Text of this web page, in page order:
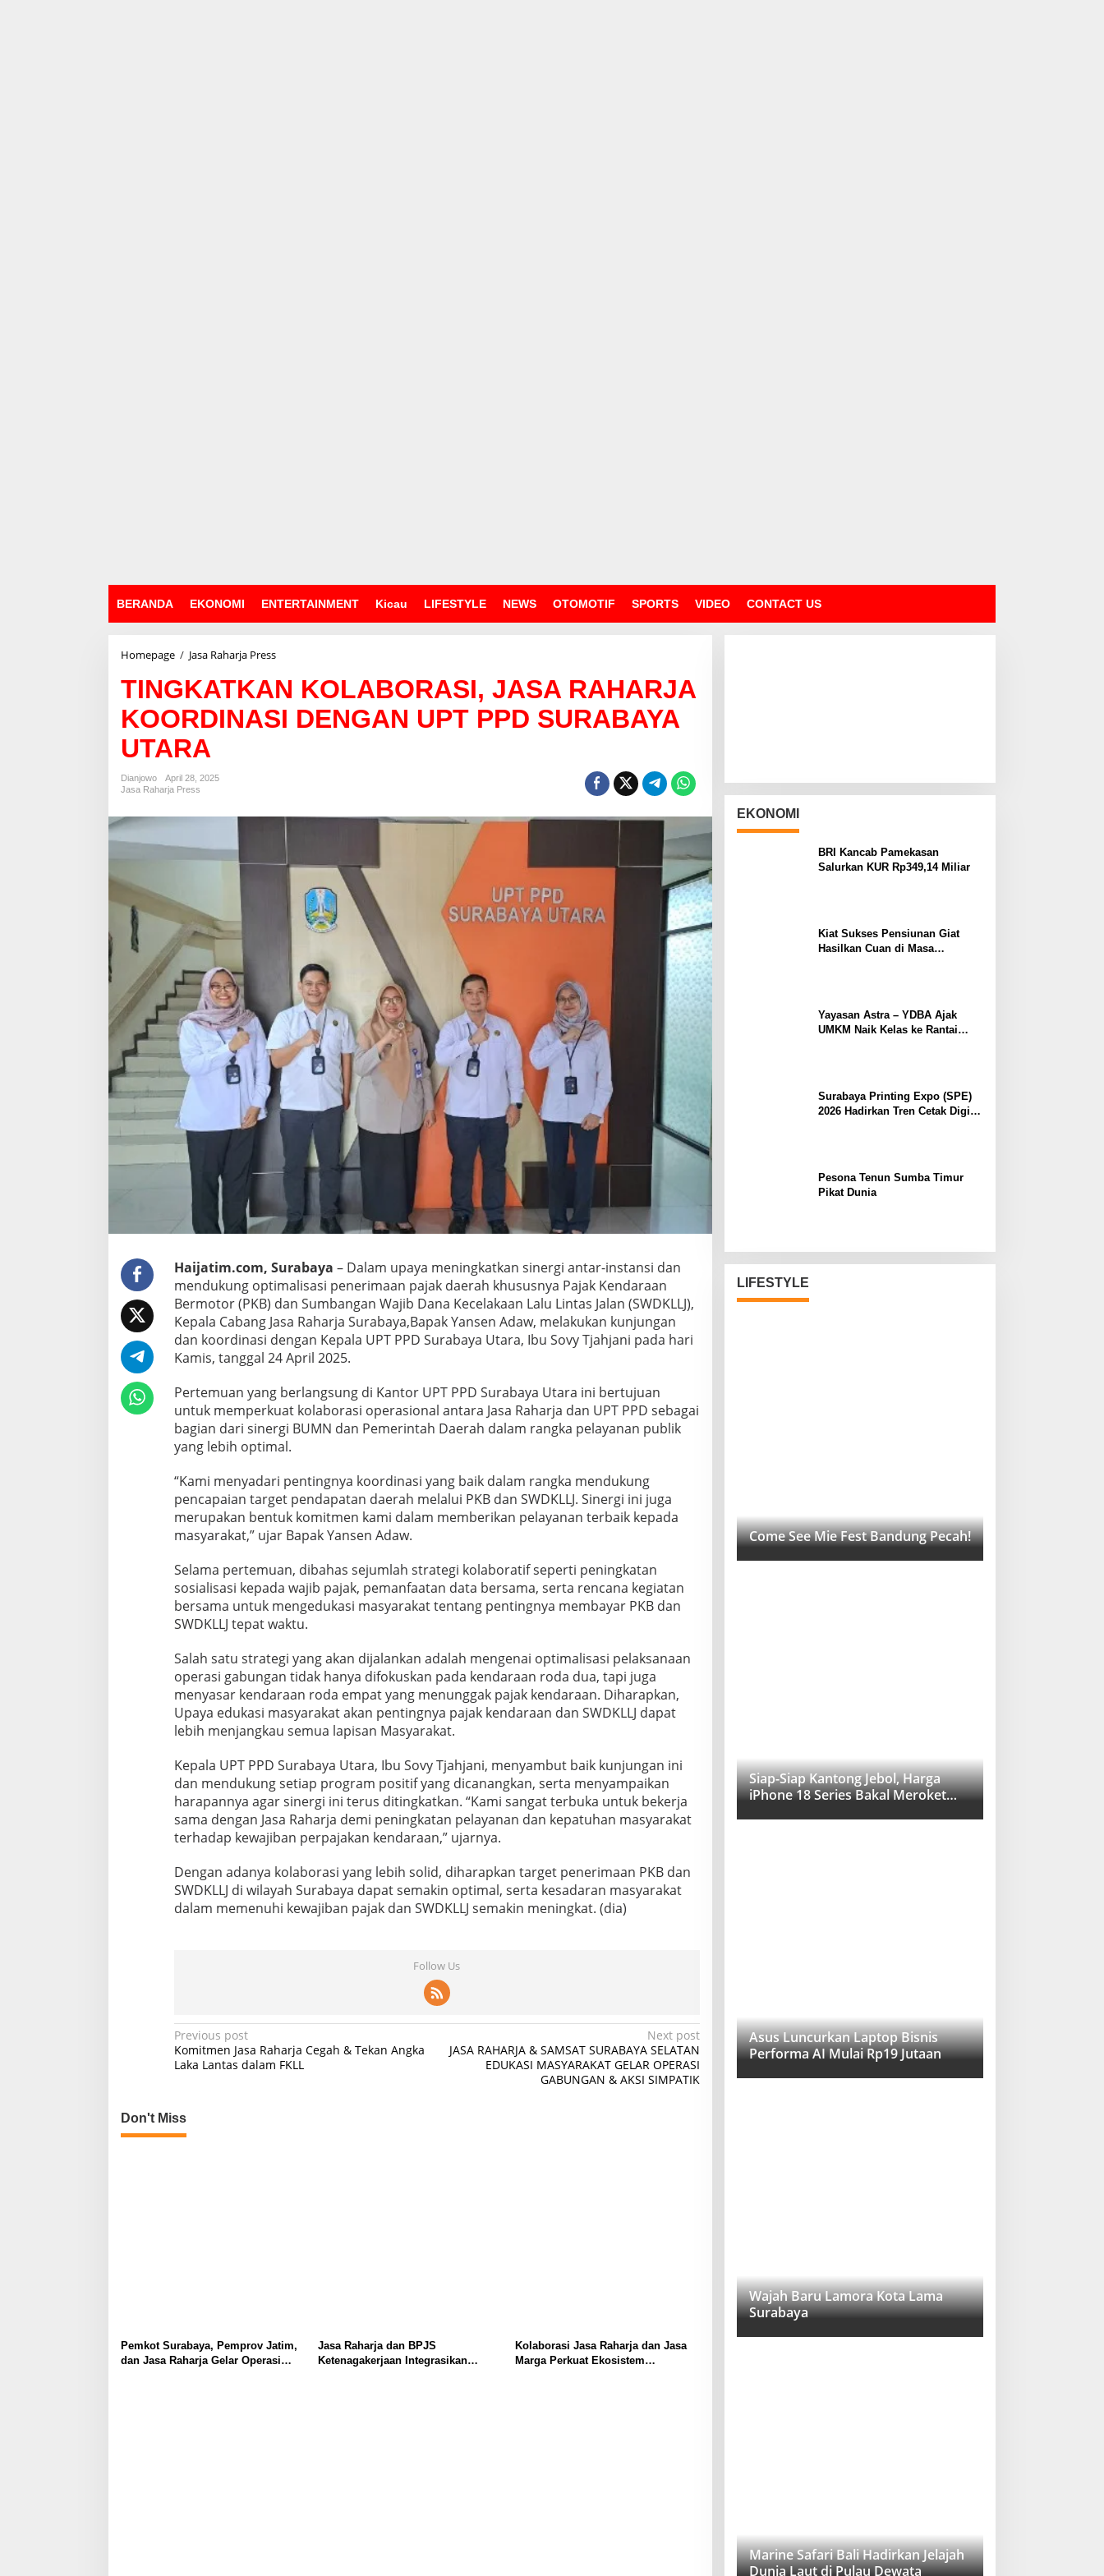
BERANDA EKONOMI ENTERTAINMENT Kicau LIFESTYLE NEWS OTOMOTIF SPORTS VIDEO CONTACT US
Homepage / Jasa Raharja Press
N
G
K
A
O
B
A
H
A
R
J
A
K
O
O
R
N
A
I
D
E
N
G
A
N
U
T
P
P
D
S
R
A
B
A
Y
U
T
A
R
A
TINGKATKAN KOLABORASI, JASA RAHARJA
KOORDINASI DENGAN UPT PPD SURABAYA
UTARA
Dianjowo
April 28, 2025
Jasa Raharja Press
Haijatim.com, Surabaya – Dalam upaya meningkatkan sinergi antar-instansi dan
mendukung optimalisasi penerimaan pajak daerah khususnya Pajak Kendaraan
Bermotor (PKB) dan Sumbangan Wajib Dana Kecelakaan Lalu Lintas Jalan (SWDKLLJ),
Kepala Cabang Jasa Raharja Surabaya,Bapak Yansen Adaw, melakukan kunjungan
dan koordinasi dengan Kepala UPT PPD Surabaya Utara, Ibu Sovy Tjahjani pada hari
Kamis, tanggal 24 April 2025.
Pertemuan yang berlangsung di Kantor UPT PPD Surabaya Utara ini bertujuan
untuk memperkuat kolaborasi operasional antara Jasa Raharja dan UPT PPD sebagai
bagian dari sinergi BUMN dan Pemerintah Daerah dalam rangka pelayanan publik
yang lebih optimal.
“Kami menyadari pentingnya koordinasi yang baik dalam rangka mendukung
pencapaian target pendapatan daerah melalui PKB dan SWDKLLJ. Sinergi ini juga
merupakan bentuk komitmen kami dalam memberikan pelayanan terbaik kepada
masyarakat,” ujar Bapak Yansen Adaw.
Selama pertemuan, dibahas sejumlah strategi kolaboratif seperti peningkatan
sosialisasi kepada wajib pajak, pemanfaatan data bersama, serta rencana kegiatan
bersama untuk mengedukasi masyarakat tentang pentingnya membayar PKB dan
SWDKLLJ tepat waktu.
Salah satu strategi yang akan dijalankan adalah mengenai optimalisasi pelaksanaan
operasi gabungan tidak hanya difokuskan pada kendaraan roda dua, tapi juga
menyasar kendaraan roda empat yang menunggak pajak kendaraan. Diharapkan,
Upaya edukasi masyarakat akan pentingnya pajak kendaraan dan SWDKLLJ dapat
lebih menjangkau semua lapisan Masyarakat.
Kepala UPT PPD Surabaya Utara, Ibu Sovy Tjahjani, menyambut baik kunjungan ini
dan mendukung setiap program positif yang dicanangkan, serta menyampaikan
harapannya agar sinergi ini terus ditingkatkan. “Kami sangat terbuka untuk bekerja
sama dengan Jasa Raharja demi peningkatan pelayanan dan kepatuhan masyarakat
terhadap kewajiban perpajakan kendaraan,” ujarnya.
Dengan adanya kolaborasi yang lebih solid, diharapkan target penerimaan PKB dan
SWDKLLJ di wilayah Surabaya dapat semakin optimal, serta kesadaran masyarakat
dalam memenuhi kewajiban pajak dan SWDKLLJ semakin meningkat. (dia)
Follow Us
P
o
t
n
n
Previous post
Komitmen Jasa Raharja Cegah & Tekan Angka
Laka Lantas dalam FKLL
Next post
JASA RAHARJA & SAMSAT SURABAYA SELATAN
EDUKASI MASYARAKAT GELAR OPERASI
GABUNGAN & AKSI SIMPATIK
Don't Miss
Pemkot Surabaya, Pemprov Jatim,
dan Jasa Raharja Gelar Operasi
Jasa Raharja dan BPJS
Ketenagakerjaan Integrasikan
Kolaborasi Jasa Raharja dan Jasa
Marga Perkuat Ekosistem
EKONOMI
BRI Kancab Pamekasan
Salurkan KUR Rp349,14 Miliar
Kiat Sukses Pensiunan Giat
Hasilkan Cuan di Masa
Yayasan Astra – YDBA Ajak
UMKM Naik Kelas ke Rantai
Surabaya Printing Expo (SPE)
2026 Hadirkan Tren Cetak Digital
Pesona Tenun Sumba Timur
Pikat Dunia
LIFESTYLE
Come See Mie Fest Bandung Pecah!
Siap-Siap Kantong Jebol, Harga
iPhone 18 Series Bakal Meroket
Asus Luncurkan Laptop Bisnis
Performa AI Mulai Rp19 Jutaan
Wajah Baru Lamora Kota Lama
Surabaya
Marine Safari Bali Hadirkan Jelajah
Dunia Laut di Pulau Dewata